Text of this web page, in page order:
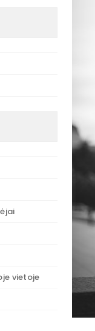
vietoje